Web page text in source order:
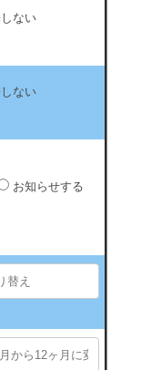
ない
ない
お知らせする